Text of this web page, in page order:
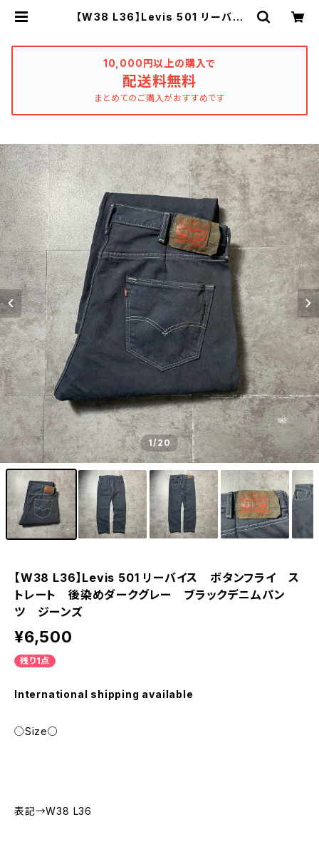
【W38 L36】Levis 501 リーバイ
ツ ジーンズ | used_clothing_k
atharsis
10,000円以上の購入で
配送料無料
まとめてのご購入がおすすめです
1/20
【W38 L36】Levis 501 リーバイス ボタンフライ ス
トレート 後染めダークグレー ブラックデニムパン
ツ ジーンズ
¥6,500
残り1点
International shipping available
○Size○
表記→W38 L36